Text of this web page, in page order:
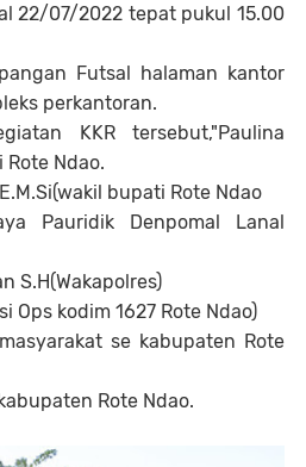
22/07/2022 tepat pukul 15.00
Futsal halaman kantor
perkantoran.
KKR tersebut,"Paulina
Ndao.
bupati Rote Ndao
Pauridik Denpomal Lanal
S.H(Wakapolres)
Ops kodim 1627 Rote Ndao)
se kabupaten Rote
Rote Ndao.